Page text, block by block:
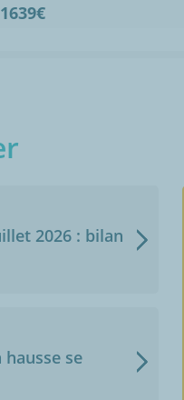
1639€
2026 : bilan
se